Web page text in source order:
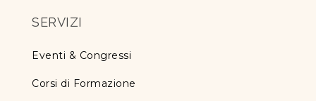
SERVIZI
Eventi & Congressi
Corsi di Formazione